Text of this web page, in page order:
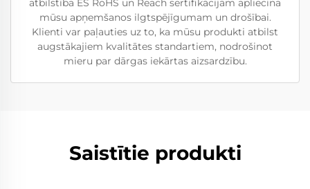
atbilstība ES RoHS un Reach sertifikācijām apliecina
mūsu apņemšanos ilgtspējīgumam un drošībai.
Klienti var paļauties uz to, ka mūsu produkti atbilst
augstākajiem kvalitātes standartiem, nodrošinot
mieru par dārgas iekārtas aizsardzību.
Saistītie produkti